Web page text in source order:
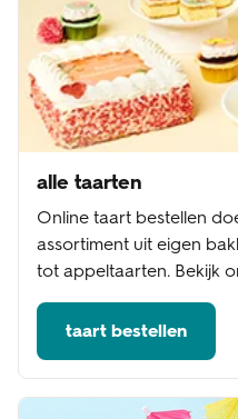
alle taarten
Online taart bestellen
assortiment uit eigen
tot appeltaarten. Bekijk
taart bestellen